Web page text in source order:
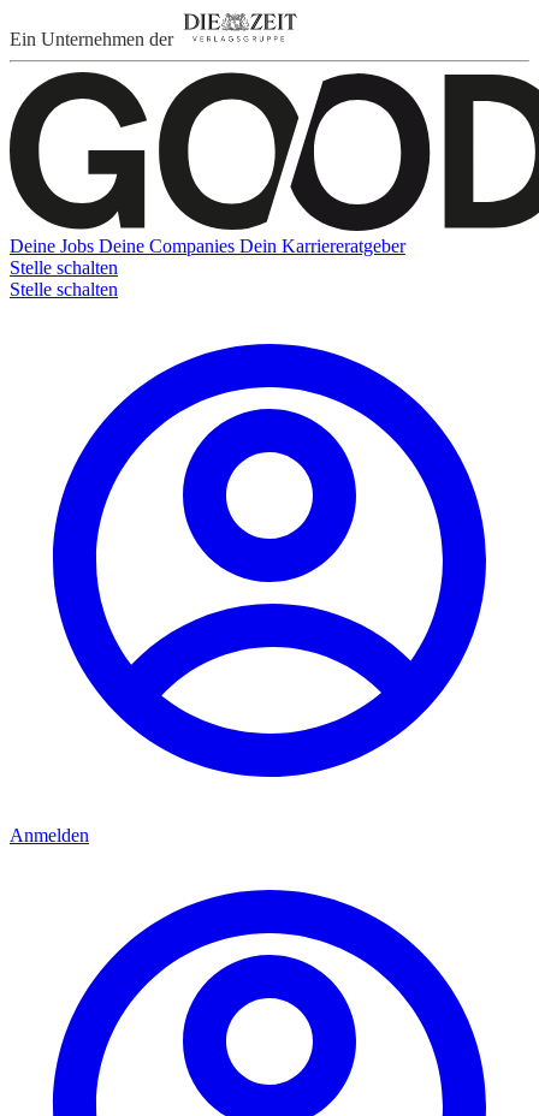
Ein Unternehmen der
Deine Jobs Deine Companies Dein Karriereratgeber
Stelle schalten
Stelle schalten
Anmelden